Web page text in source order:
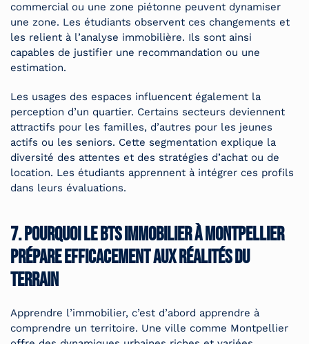
commercial ou une zone piétonne peuvent dynamiser
une zone. Les étudiants observent ces changements et
les relient à l’analyse immobilière. Ils sont ainsi
capables de justifier une recommandation ou une
estimation.
Les usages des espaces influencent également la
perception d’un quartier. Certains secteurs deviennent
attractifs pour les familles, d’autres pour les jeunes
actifs ou les seniors. Cette segmentation explique la
diversité des attentes et des stratégies d’achat ou de
location. Les étudiants apprennent à intégrer ces profils
dans leurs évaluations.
7. Pourquoi le BTS immobilier à Montpellier
prépare efficacement aux réalités du
terrain
Apprendre l’immobilier, c’est d’abord apprendre à
comprendre un territoire. Une ville comme Montpellier